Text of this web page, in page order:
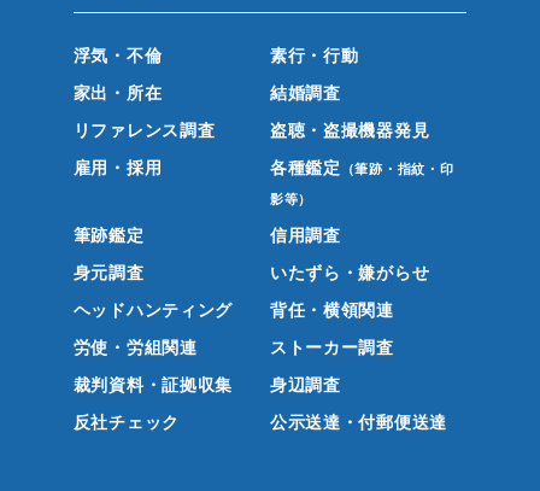
浮気・不倫
素行・行動
家出・所在
結婚調査
リファレンス調査
盗聴・盗撮機器発見
雇用・採用
各種鑑定 （筆跡・指紋・印
影等）
筆跡鑑定
信用調査
身元調査
いたずら・嫌がらせ
ヘッドハンティング
背任・横領関連
労使・労組関連
ストーカー調査
裁判資料・証拠収集
身辺調査
反社チェック
公示送達・付郵便送達